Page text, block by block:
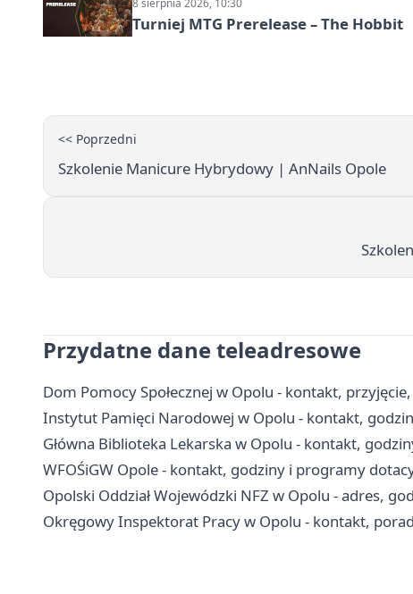
8 sierpnia 2026, 10:30
Turniej MTG Prerelease – The Hobbit
<< Poprzedni
Szkolenie Manicure Hybrydowy | AnNails Opole
Przydatne dane teleadresowe
Dom Pomocy Społecznej w Opolu - kontakt, przyjęcie,
Instytut Pamięci Narodowej w Opolu - kontakt,
Główna Biblioteka Lekarska w Opolu - kontakt,
WFOŚiGW Opole - kontakt, godziny i programy
Opolski Oddział Wojewódzki NFZ w Opolu - adres,
Okręgowy Inspektorat Pracy w Opolu - kontakt,